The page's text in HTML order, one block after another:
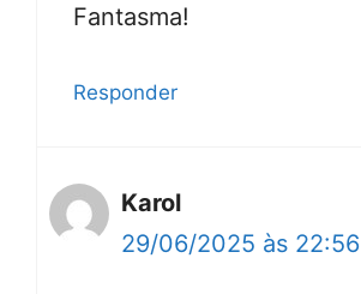
Fantasma!
Responder
Karol
29/06/2025 às 22:56